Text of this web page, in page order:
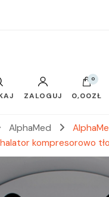
ZALOGUJ
0
0,00ZŁ
AlphaMed
kompresorowo